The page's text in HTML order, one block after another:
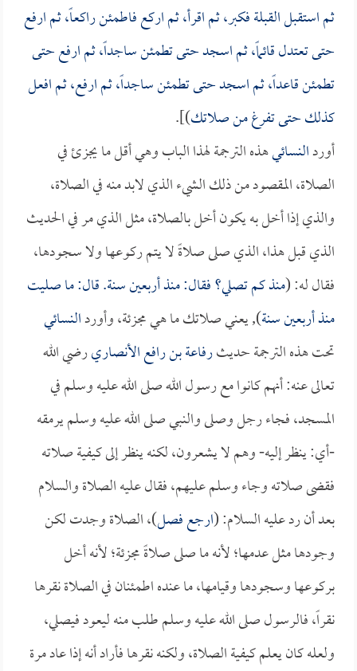
ثم استقبل القبلة فكبر، ثم اقرأ، ثم اركع فاطمئن راكعاً، ثم ارفع
حتى تعتدل قائماً، ثم اسجد حتى تطمئن ساجداً، ثم ارفع حتى
تطمئن قاعداً، ثم اسجد حتى تطمئن ساجداً، ثم ارفع، ثم افعل
كذلك حتى تفرغ من صلاتك)].
أوردالنسائيهذه الترجمة لهذا الباب وهي أقل ما يجزئ في
الصلاة، المقصود من ذلك الشيء الذي لابد منه في الصلاة،
والذي إذا أخل به يكون أخل بالصلاة، مثل الذي مر في الحديث
الذي قبل هذا، الذي صلى صلاةً لا يتم ركوعها ولا سجودها،
فقال له: (منذ كم تصلي؟ فقال: منذ أربعين سنة. قال: ما صليت
منذ أربعين سنة), يعني صلاتك ما هي مجزئة، وأوردالنسائي
تحت هذه الترجمة حديثرفاعة بن رافع الأنصاريرضي الله
تعالى عنه: أنهم كانوا مع رسول الله صلى الله عليه وسلم في
المسجد، فجاء رجل وصلى والنبي صلى الله عليه وسلم يرمقه
-أي: ينظر إليه- وهم لا يشعرون، لكنه ينظر إلى كيفية صلاته
فقضى صلاته وجاء وسلم عليهم، فقال عليه الصلاة والسلام
بعد أن رد عليه السلام: (ارجع فصل)، الصلاة وجدت لكن
وجودها مثل عدمها؛ لأنه ما صلى صلاةً مجزئة؛ لأنه أخل
بركوعها وسجودها وقيامها، ما عنده اطمئنان في الصلاة نقرها
نقراً، فالرسول صلى الله عليه وسلم طلب منه ليعود فيصلي،
ولعله كان يعلم كيفية الصلاة، ولكنه نقرها فأراد أنه إذا عاد مرة